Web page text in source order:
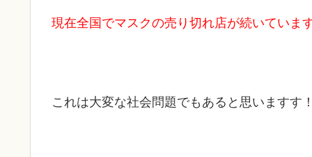
現在全国でマスクの売り切れ店が続いていま
これは大変な社会問題でもあると思いますす